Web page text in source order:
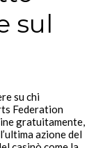
sul
su chi
Federation
gratuitamente,
azione del